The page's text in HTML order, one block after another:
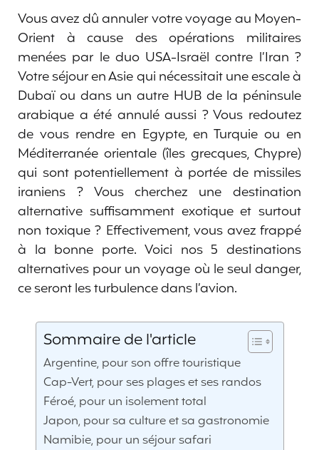
Vous avez dû annuler votre voyage au Moyen-
Orient à cause des opérations militaires
menées par le duo USA-Israël contre l’Iran ?
Votre séjour en Asie qui nécessitait une escale à
Dubaï ou dans un autre HUB de la péninsule
arabique a été annulé aussi ? Vous redoutez
de vous rendre en Egypte, en Turquie ou en
Méditerranée orientale (îles grecques, Chypre)
qui sont potentiellement à portée de missiles
iraniens ? Vous cherchez une destination
alternative suffisamment exotique et surtout
non toxique ? Effectivement, vous avez frappé
à la bonne porte. Voici nos 5 destinations
alternatives pour un voyage où le seul danger,
ce seront les turbulence dans l’avion.
Sommaire de l'article
Argentine, pour son offre touristique
Cap-Vert, pour ses plages et ses randos
Féroé, pour un isolement total
Japon, pour sa culture et sa gastronomie
Namibie, pour un séjour safari